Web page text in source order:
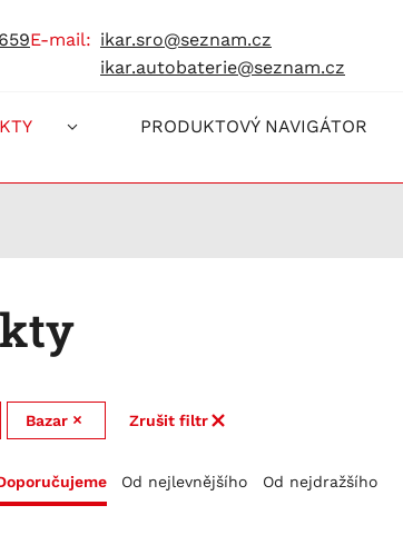
e-mail: ikar.sro@seznam.cz
ikar.autobaterie@seznam.cz
PRODUKTOVÝ NAVIGÁTOR
Bazar Zrušit filtr
Od nejlevnějšího Od nejdražšího